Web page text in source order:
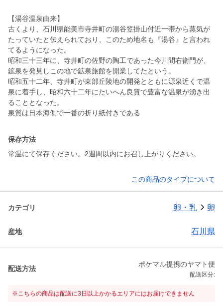
【湯谷温泉由来】
古くより、石川県能美市寺井町の湯谷笠掛山付近一帯から蒸気が
たっていたと伝えられており、このため地名も『湯谷』と言われ
てるようになった。
昭和三十三年に、寺井町の佐野の陶工であった今川間右衛門が、
鉱泉を発見しこの地で鉱泉旅館を開業してたという。
昭和五十二年、寺井町が東部丘陵地の開発とともに源泉近くで温
泉に着手し、昭和六十二年にたいへん良質で豊富な温泉が湧き出
ることとなった。
泉質は日本海側で一番の折り紙付きである
保存方法
常温にて保存ください。2週間以内にお召し上がりください。
この商品のタイプについて
カテゴリ 卵・乳 卵
産地 石川県
配送方法
ポケマル提携のヤマト便
配送区分:
※こちらの商品は配送に3日以上かかるエリアにはお届けできません